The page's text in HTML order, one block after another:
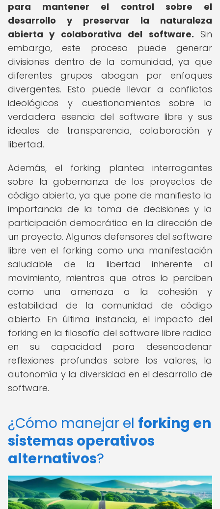
para mantener el control sobre el
desarrollo y preservar la naturaleza
abierta y colaborativa del software. Sin
embargo, este proceso puede generar
divisiones dentro de la comunidad, ya que
diferentes grupos abogan por enfoques
divergentes. Esto puede llevar a conflictos
ideológicos y cuestionamientos sobre la
verdadera esencia del software libre y sus
ideales de transparencia, colaboración y
libertad.
Además, el forking plantea interrogantes
sobre la gobernanza de los proyectos de
código abierto, ya que pone de manifiesto la
importancia de la toma de decisiones y la
participación democrática en la dirección de
un proyecto. Algunos defensores del software
libre ven el forking como una manifestación
saludable de la libertad inherente al
movimiento, mientras que otros lo perciben
como una amenaza a la cohesión y
estabilidad de la comunidad de código
abierto. En última instancia, el impacto del
forking en la filosofía del software libre radica
en su capacidad para desencadenar
reflexiones profundas sobre los valores, la
autonomía y la diversidad en el desarrollo de
software.
¿Cómo manejar el forking en
sistemas operativos
alternativos?